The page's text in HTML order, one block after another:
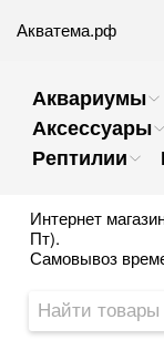
Акватема.рф
Аквариумы
Аксессуары
Рептилии
Интернет
Пт).
Самовывоз